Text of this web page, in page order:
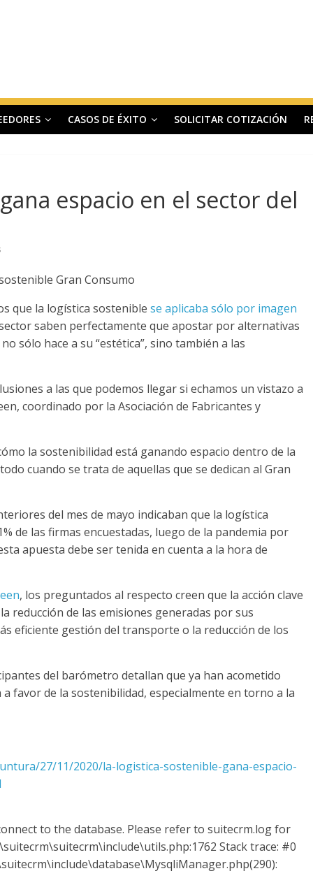
CASOS DE ÉXITO SOLICITAR COTIZACIÓN
espacio en el sector del
que la logística sostenible se aplicaba sólo por imagen
saben perfectamente que apostar por alternativas
sólo hace a su “estética”, sino también a las
a las que podemos llegar si echamos un vistazo a
coordinado por la Asociación de Fabricantes y
la sostenibilidad está ganando espacio dentro de la
cuando se trata de aquellas que se dedican al Gran
del mes de mayo indicaban que la logística
de las firmas encuestadas, luego de la pandemia por
apuesta debe ser tenida en cuenta a la hora de
, los preguntados al respecto creen que la acción clave
reducción de las emisiones generadas por sus
eficiente gestión del transporte o la reducción de los
del barómetro detallan que ya han acometido
favor de la sostenibilidad, especialmente en torno a la
27/11/2020/la-logistica-sostenible-gana-espacio-
to the database. Please refer to suitecrm.log for
Stack trace: #0